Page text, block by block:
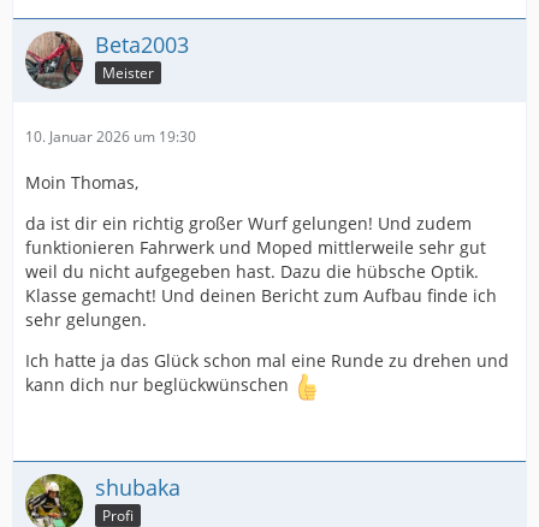
Beta2003
Meister
10. Januar 2026 um 19:30
Moin Thomas,
da ist dir ein richtig großer Wurf gelungen! Und zudem
funktionieren Fahrwerk und Moped mittlerweile sehr gut
weil du nicht aufgegeben hast. Dazu die hübsche Optik.
Klasse gemacht! Und deinen Bericht zum Aufbau finde ich
sehr gelungen.
Ich hatte ja das Glück schon mal eine Runde zu drehen und
kann dich nur beglückwünschen
shubaka
Profi